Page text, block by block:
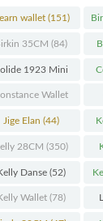
wallet(151)
35CM (84)
1923 Mini
(93) Wallet
(60)
Jige Elan (44)
28CM (350)
Danse(52)
Wallet(78)